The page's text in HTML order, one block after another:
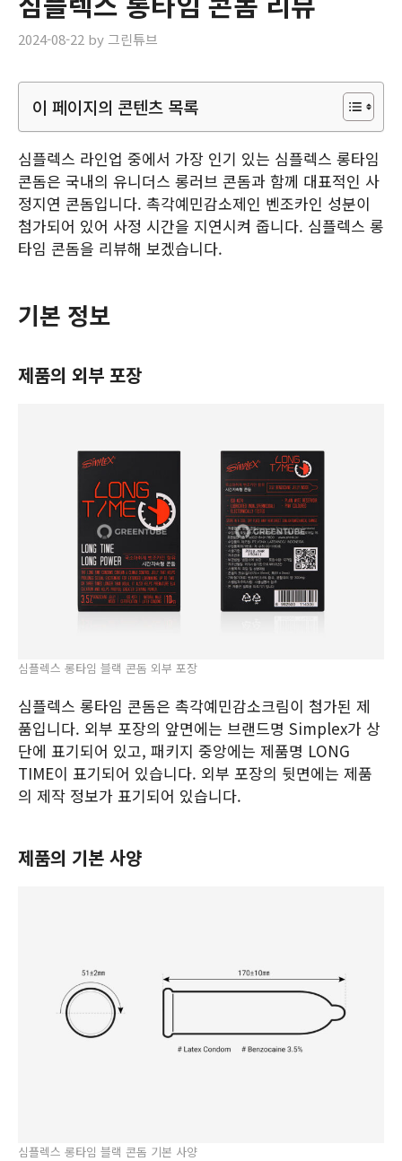
2024-08-22 by그린튜브
이 페이지의 콘텐츠 목록
심플렉스 라인업 중에서 가장 인기 있는 심플렉스 롱타임
콘돔은 국내의 유니더스 롱러브 콘돔과 함께 대표적인 사
정지연 콘돔입니다. 촉각예민감소제인 벤조카인 성분이
첨가되어 있어 사정 시간을 지연시켜 줍니다. 심플렉스 롱
타임 콘돔을 리뷰해 보겠습니다.
기본 정보
제품의 외부 포장
심플렉스 롱타임 블랙 콘돔 외부 포장
심플렉스 롱타임 콘돔은 촉각예민감소크림이 첨가된 제
품입니다. 외부 포장의 앞면에는 브랜드명 Simplex가 상
단에 표기되어 있고, 패키지 중앙에는 제품명 LONG
TIME이 표기되어 있습니다. 외부 포장의 뒷면에는 제품
의 제작 정보가 표기되어 있습니다.
제품의 기본 사양
심플렉스 롱타임 블랙 콘돔 기본 사양